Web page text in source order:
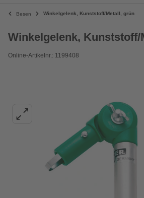
Besen Winkelgelenk, Kunststoff/Metall, grün
Winkelgelenk, Kunststoff/
Online-Artikelnr.: 1199408